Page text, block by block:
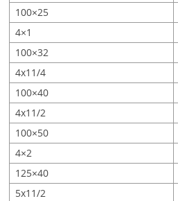
100×25
4×1
100×32
4x11/4
100×40
4x11/2
100×50
4×2
125×40
5x11/2